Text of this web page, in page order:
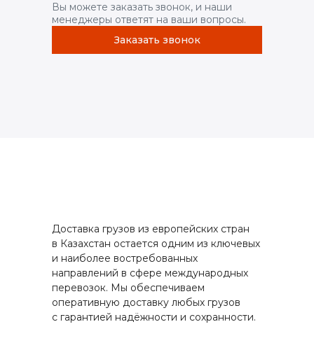
Вы можете заказать звонок, и наши
менеджеры ответят на ваши вопросы.
Заказать звонок
Доставка грузов из европейских стран
в Казахстан остается одним из ключевых
и наиболее востребованных
направлений в сфере международных
перевозок. Мы обеспечиваем
оперативную доставку любых грузов
с гарантией надёжности и сохранности.